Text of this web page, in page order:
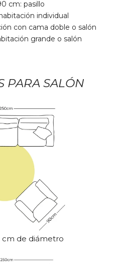
cm: pasillo
individual
con cama doble o salón
grande o salón
PARA SALÓN
cm de diámetro